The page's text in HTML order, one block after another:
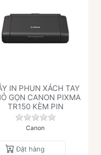
cho sản phẩm này.
IN PHUN XÁCH TAY
GỌN CANON PIXMA
TR150 KÈM PIN
Chưa có đánh giá
Canon
Đặt hàng